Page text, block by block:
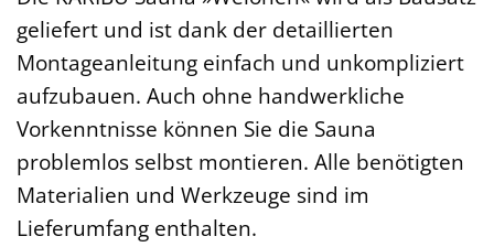
geliefert und ist dank der detaillierten
Montageanleitung einfach und unkompliziert
aufzubauen. Auch ohne handwerkliche
Vorkenntnisse können Sie die Sauna
problemlos selbst montieren. Alle benötigten
Materialien und Werkzeuge sind im
Lieferumfang enthalten.